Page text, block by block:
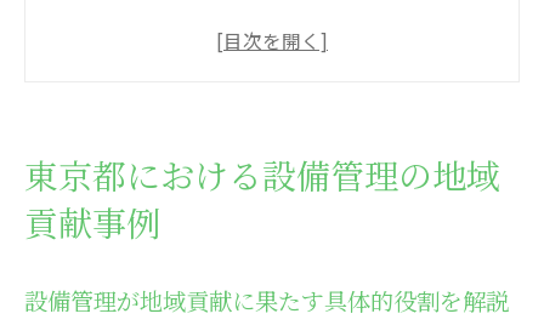
東京都の下水道設備管理事例と社会的意義
例
住民と連携する設備管理の地域貢献ポイン
設備管理の現場から見る東京都の地域変革
東京都における設備管理の地域
貢献事例
設備管理が地域貢献に果たす具体的役割を解説